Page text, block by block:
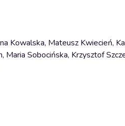
Kowalska, Mateusz Kwiecień,
Sobocińska, Krzysztof